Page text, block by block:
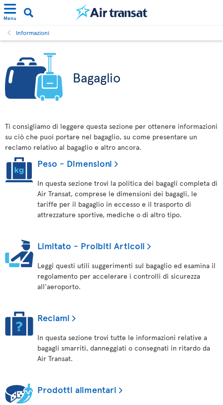
Menu
Informazioni
Bagaglio
Ti consigliamo di leggere questa sezione per ottenere informazioni
su ciò che puoi portare nel bagaglio, su come presentare un
reclamo relativo al bagaglio e altro ancora.
Peso - Dimensioni
In questa sezione trovi la politica dei bagagli completa di
Air Transat, comprese le dimensioni dei bagagli, le
tariffe per il bagaglio in eccesso e il trasporto di
attrezzature sportive, mediche o di altro tipo.
Limitato - Proibiti Articoli
Leggi questi utili suggerimenti sul bagaglio ed esamina il
regolamento per accelerare i controlli di sicurezza
all'aeroporto.
Reclami
In questa sezione trovi tutte le informazioni relative a
bagagli smarriti, danneggiati o consegnati in ritardo da
Air Transat.
Prodotti alimentari